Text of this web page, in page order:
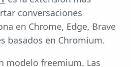
conversaciones
en Chrome, Edge, Brave
basados en Chromium.
modelo freemium. Las